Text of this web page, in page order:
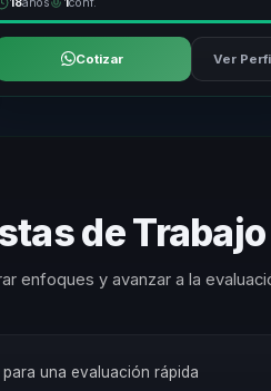
Cotizar Ver
de
enfoques y avanzar a la
una evaluación rápida